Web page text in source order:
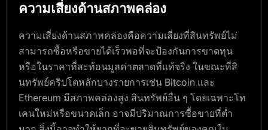
ความเสี่ยงด้านสภาพคล่อง
ความเสี่ยงด้านสภาพคล่องคือความเสี่ยงที่สินทรัพย์ไม่
สามารถซื้อหรือขายได้เร็วพอที่จะป้องกันการขาดทุน
หรือในราคาที่สะท้อนมูลค่าตลาดที่แท้จริง ในขณะที่สิ
นทรัพย์คริปโตหลักบางรายการเช่น Bitcoin และ
Ethereum มีสภาพคล่องสูง สินทรัพย์อื่น ๆ โดยเฉพาะโท
เคนใหม่หรือขนาดเล็ก อาจมีปริมาณการซื้อขายที่ต่ำ